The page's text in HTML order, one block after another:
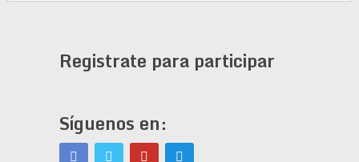
Registrate para participar
Síguenos en: